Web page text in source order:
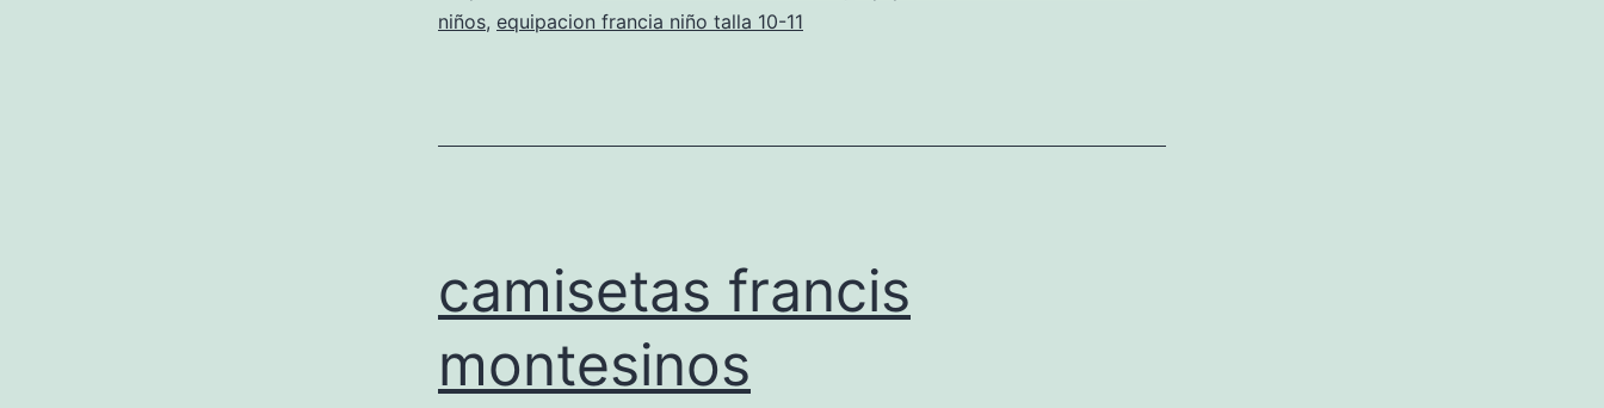
niños, equipacion francia niño talla 10-11
camisetas francis
montesinos